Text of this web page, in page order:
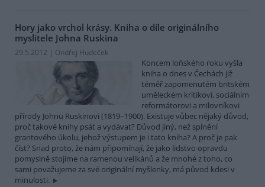
Hory jako vrchol krásy. Kniha o díle originálního
myslitele Johna Ruskina
29.5.2012 | Ondřej Hudeček
Koncem loňského roku vyšla
kniha o dnes v Čechách již
téměř zapomenutém britském
uměleckém kritikovi, sociálním
reformátorovi a milovníkovi
přírody Johnu Ruskinovi (1819–1900). Existuje vůbec nějaký důvod,
proč takové knihy psát a vydávat? Důvod jiný, než splnění
grantového úkolu, jehož výstupem je i tato kniha? A proč je pak
číst? Snad proto, že nám připomínají, že jako lidstvo opravdu
pomyslně stojíme na ramenou velikánů a že mnohé z toho, co
sami považujeme za své originální myšlenky, má původ kdesi v
minulosti.